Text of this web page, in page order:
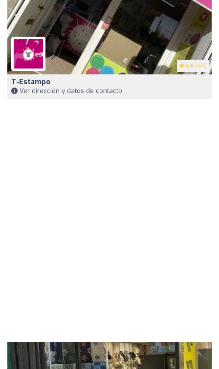
4.6 (144)
T-Estampo
Ver dirección y datos de contacto